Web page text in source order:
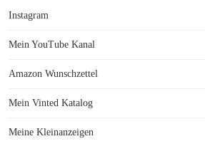
Instagram
Mein YouTube Kanal
Amazon Wunschzettel
Mein Vinted Katalog
Meine Kleinanzeigen